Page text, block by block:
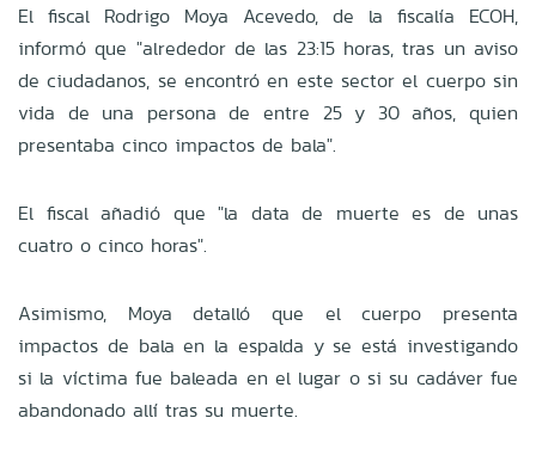
El fiscal Rodrigo Moya Acevedo, de la fiscalía ECOH,
informó que "alrededor de las 23:15 horas, tras un aviso
de ciudadanos, se encontró en este sector el cuerpo sin
vida de una persona de entre 25 y 30 años, quien
presentaba cinco impactos de bala".
El fiscal añadió que "la data de muerte es de unas
cuatro o cinco horas".
Asimismo, Moya detalló que el cuerpo presenta
impactos de bala en la espalda y se está investigando
si la víctima fue baleada en el lugar o si su cadáver fue
abandonado allí tras su muerte.